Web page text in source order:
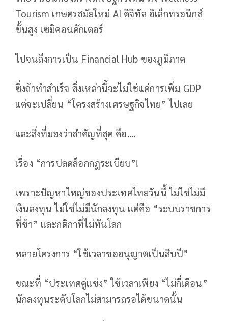
Tourism เกษตรสมัยใหม่ AI ดิจิทัล อิเล็กทรอนิกส์
ขั้นสูง เซมิคอนดักเตอร์
ไปจนถึงการเป็น Financial Hub ของภูมิภาค
ซึ่งถ้าทำสำเร็จ สิ่งเหล่านี้จะไม่ใช่แค่การเพิ่ม GDP
แต่จะเปลี่ยน “โครงสร้างเศรษฐกิจไทย” ไปเลย
และสิ่งที่มองว่าสำคัญที่สุด คือ....
เรื่อง “การปลดล็อกกฎระเบียบ”!
เพราะปัญหาใหญ่ของประเทศไทยวันนี้ ไม่ใช่ไม่มี
เงินลงทุน ไม่ใช่ไม่มีนักลงทุน แต่คือ “ระบบราชการ
ที่ช้า” และกติกาที่ไม่ทันโลก
หลายโครงการ “ใช้เวลาขออนุญาตเป็นสิบปี”
ขณะที่ “ประเทศคู่แข่ง” ใช้เวลาเพียง “ไม่กี่เดือน”
นักลงทุนระดับโลกไม่สามารถรอได้ขนาดนั้น